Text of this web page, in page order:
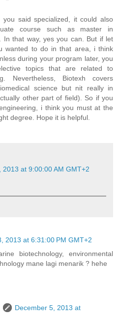
said specialized, it could also
course such as master in
In that way, yes you can. But if let
wanted to do in that area, i think
during your program later, you
topics that are related to
Nevertheless, Biotexh covers
science but nit really in
other part of field). So if you
i think you must at the
degree. Hope it is helpful.
2013 at 9:00:00 AM GMT+2
2013 at 6:31:00 PM GMT+2
biotechnology, environmental
mane lagi menarik ? hehe
December 5, 2013 at